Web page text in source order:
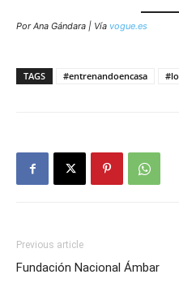
Por Ana Gándara | Vía vogue.es
TAGS #entrenandoencasa
Previous article
Fundación Nacional Ámbar